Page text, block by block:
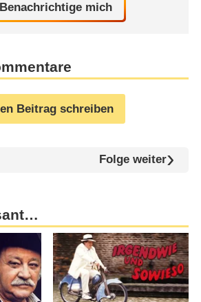
Benachrichtige mich
Beitrag schreiben
Folge weiter